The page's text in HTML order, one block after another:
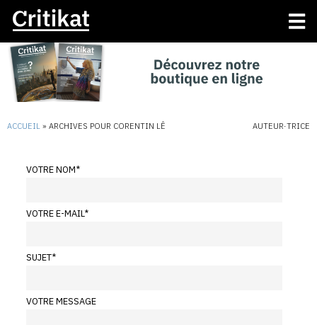
ACCUEIL » ARCHIVES POUR CORENTIN LÊ AUTEUR·TRICE
VOTRE NOM*
VOTRE E-MAIL*
SUJET*
VOTRE MESSAGE